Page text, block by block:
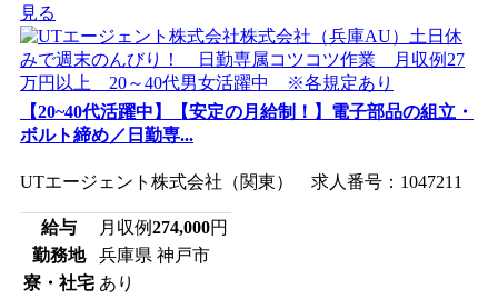
見る
【20~40代活躍中】【安定の月給制！】電子部品の組立・
ボルト締め／日勤専...
UTエージェント株式会社（関東） 求人番号：1047211
給与 月収例274,000円
勤務地
兵庫県 神戸市
寮・社宅 あり